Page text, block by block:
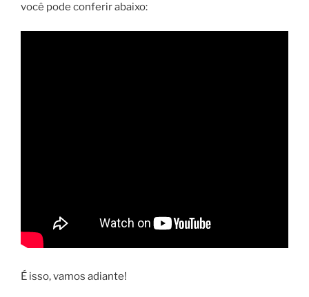
você pode conferir abaixo:
É isso, vamos adiante!